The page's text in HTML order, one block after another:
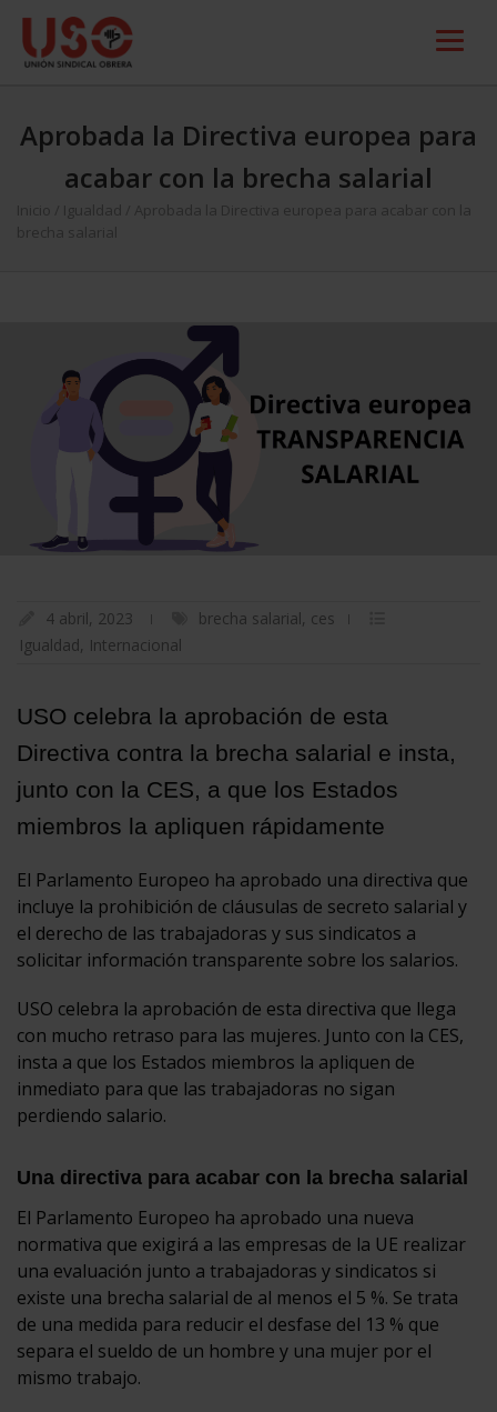
Aprobada la Directiva europea para
acabar con la brecha salarial
Inicio Igualdad
Aprobada la Directiva europea para acabar con la
brecha salarial
4 abril, 2023 brecha salarial, ces
Igualdad, Internacional
USO celebra la aprobación de esta
Directiva contra la brecha salarial e insta,
junto con la CES, a que los Estados
miembros la apliquen rápidamente
El Parlamento Europeo ha aprobado una directiva que
incluye la prohibición de cláusulas de secreto salarial y
el derecho de las trabajadoras y sus sindicatos a
solicitar información transparente sobre los salarios.
USO celebra la aprobación de esta directiva que llega
con mucho retraso para las mujeres. Junto con la CES,
insta a que los Estados miembros la apliquen de
inmediato para que las trabajadoras no sigan
perdiendo salario.
Una directiva para acabar con la brecha salarial
El Parlamento Europeo ha aprobado una nueva
normativa que exigirá a las empresas de la UE realizar
una evaluación junto a trabajadoras y sindicatos si
existe una brecha salarial de al menos el 5 %. Se trata
de una medida para reducir el desfase del 13 % que
separa el sueldo de un hombre y una mujer por el
mismo trabajo.